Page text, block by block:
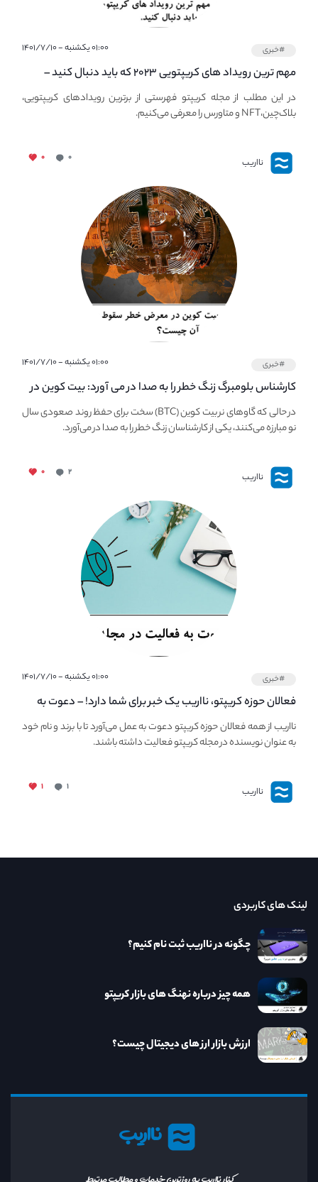
#خبری ۰۱:۰۰ یکشنبه - ۱۴۰۱/۷/۱۰
مهم ترین رویداد های کریپتویی ۲۰۲۳ که باید دنبال کنید –
معرفی بهترین رویداد های جهانی
در این مطلب از مجله کریپتو فهرستی از برترین رویدادهای کریپتویی،
بلاک‌چین،NFT و متاورس را معرفی می‌کنیم.
نااریب ۰ ۰
#خبری ۰۱:۰۰ یکشنبه - ۱۴۰۱/۷/۱۰
کارشناس بلومبرگ زنگ خطر را به صدا در می آورد: بیت کوین در
معرض خطر سقوط بزرگ است - دلیل آن چیست؟در حالی که گاوهای نر بیت کوین (BTC) سخت برای حفظ روند صعودی سال
نو مبارزه می‌کنند، یکی از کارشناسان زنگ خطر را به صدا در می‌آورد.
نااریب ۲ ۰
#خبری ۰۱:۰۰ یکشنبه - ۱۴۰۱/۷/۱۰
فعالان حوزه کریپتو، نااریب یک خبر برای شما دارد! – دعوت به
فعالیت در مجله کریپتو
نااریب از همه فعالان حوزه کریپتو دعوت به عمل می‌آورد تا با برند و نام خود
به عنوان نویسنده در مجله کریپتو فعالیت داشته باشند.
نااریب ۱ ۱
نااریب
کنار نااریب به روزترین خدمات و مطالب مرتبط
لینک های کاربردی
چگونه در نااریب ثبت نام کنیم؟
همه چیز درباره نهنگ های بازار کریپتو
ارزش بازار ارز های دیجیتال چیست؟